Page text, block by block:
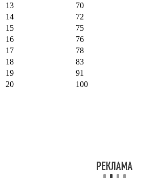
13
70
14
72
15
75
16
76
17
78
18
83
19
91
20
100